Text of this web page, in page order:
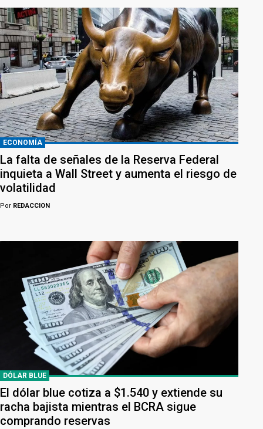
ECONOMÍA
La falta de señales de la Reserva Federal
inquieta a Wall Street y aumenta el riesgo de
volatilidad
Por REDACCION
DÓLAR BLUE
El dólar blue cotiza a $1.540 y extiende su
racha bajista mientras el BCRA sigue
comprando reservas